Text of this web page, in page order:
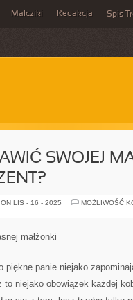
Malcziki Redakcja Spis
SWOJEJ
LIS - 16 - 2025
MOŻLIWOŚĆ
małżonki
piękne panie niejako
niejako obowiązek każdej